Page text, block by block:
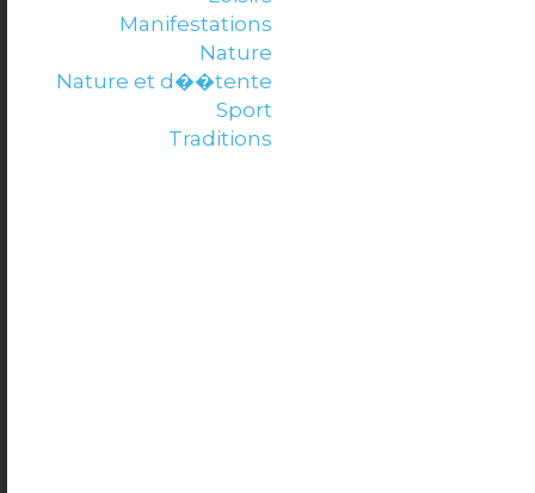
Manifestations
Nature
Nature et d��tente
Sport
Traditions